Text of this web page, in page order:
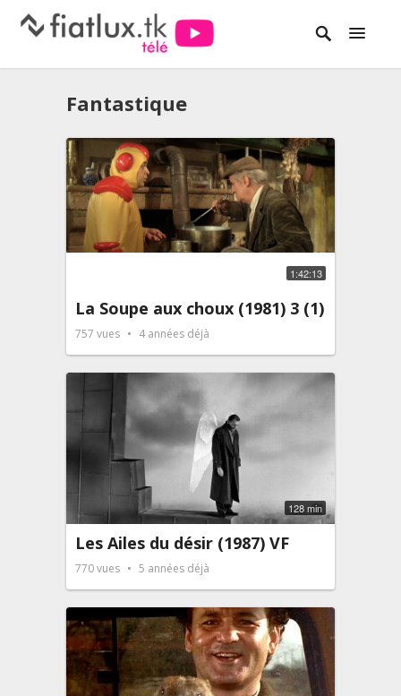
Fantastique
1:42:13
La Soupe aux choux (1981) 3 (1)
757 vues 4 années déjà
128 min
Les Ailes du désir (1987) VF
770vues 5 années déjà